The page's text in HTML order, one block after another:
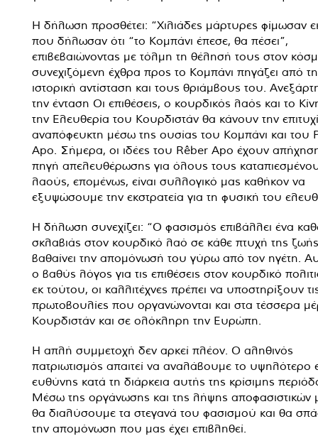
Η δήλωση προσθέτει: “Χιλιάδες μάρτυρες φίμωσαν
που δήλωσαν ότι “το Κομπάνι έπεσε, θα πέσει”,
επιβεβαιώνοντας με τόλμη τη θέλησή τους στον
συνεχιζόμενη έχθρα προς το Κομπάνι πηγάζει από
ιστορική αντίσταση και τους θριάμβους του.
την ένταση Οι επιθέσεις, ο κουρδικός λαός και το
την Ελευθερία του Κουρδιστάν θα κάνουν την
αναπόφευκτη μέσω της ουσίας του Κομπάνι και του
Apo. Σήμερα, οι ιδέες του Rêber Apo έχουν
πηγή απελευθέρωσης για όλους τους
λαούς, επομένως, είναι συλλογικό μας καθήκον να
εξυψώσουμε την εκστρατεία για τη φυσική του
Η δήλωση συνεχίζει: “Ο φασισμός επιβάλλει ένα
σκλαβιάς στον κουρδικό λαό σε κάθε πτυχή της
βαθαίνει την απομόνωσή του γύρω από τον ηγέτη.
ο βαθύς λόγος για τις επιθέσεις στον κουρδικό
εκ τούτου, οι καλλιτέχνες πρέπει να υποστηρίξουν
πρωτοβουλίες που οργανώνονται και στα τέσσερα
Κουρδιστάν και σε ολόκληρη την Ευρώπη.
Η απλή συμμετοχή δεν αρκεί πλέον. Ο αληθινός
πατριωτισμός απαιτεί να αναλάβουμε το υψηλότερο
ευθύνης κατά τη διάρκεια αυτής της κρίσιμης
Μέσω της οργάνωσης και της λήψης αποφασιστικών
θα διαλύσουμε τα στεγανά του φασισμού και θα
την απομόνωση που μας έχει επιβληθεί.